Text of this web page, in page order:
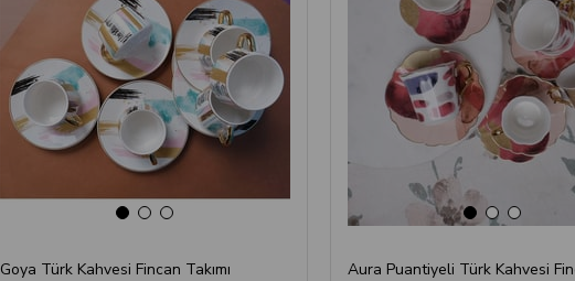
Goya Türk Kahvesi Fincan Takımı